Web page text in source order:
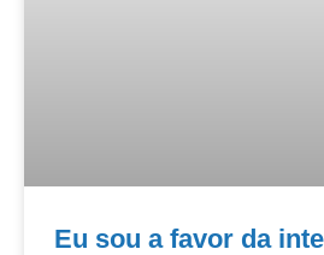
Eu sou a favor da